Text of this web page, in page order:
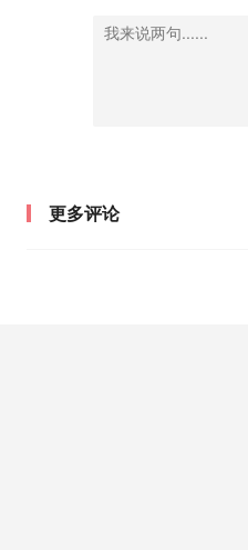
更多评论